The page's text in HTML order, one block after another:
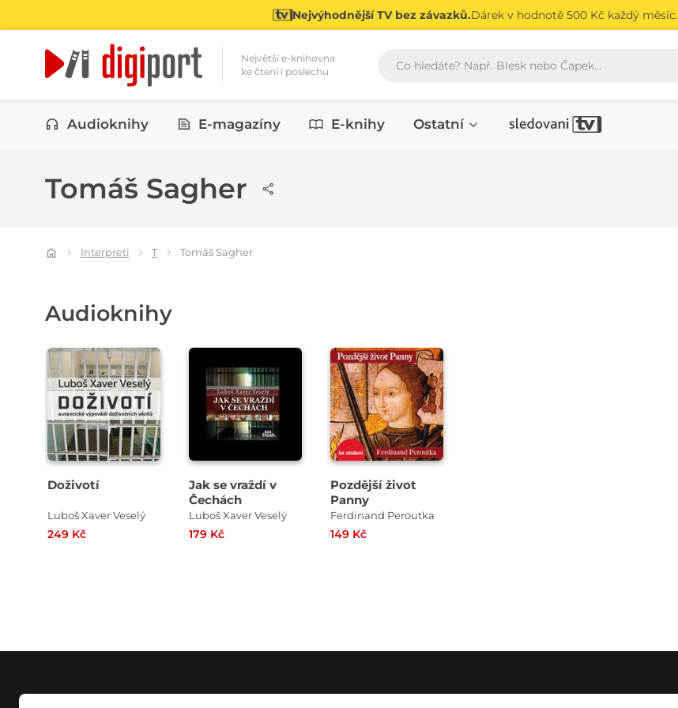
Nejvýhodnější TV bez závazků.Dárek v hodnotě 500 Kč každý měsíc.
Největší e-knihovna
ke čtení i poslechu
Vyhledávání
Kategorie
Audioknihy E-magazíny E-knihy Ostatní
Tomáš Sagher
Interpreti T Tomáš Sagher
Audioknihy
Doživotí
Luboš Xaver Veselý
249 Kč
Přehrát
ukázku
Jak se vraždí v
Čechách
Luboš Xaver Veselý
179 Kč
Přehrát
ukázku
Pozdější život
Panny
Ferdinand Peroutka
149 Kč